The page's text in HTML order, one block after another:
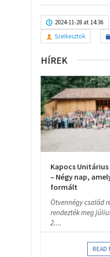
2024-11-28 at 14:36
Szerkesztok
HÍREK
Kapocs
– Négy nap,
formált
Ötvennégy család
rendezték meg
2....
READ